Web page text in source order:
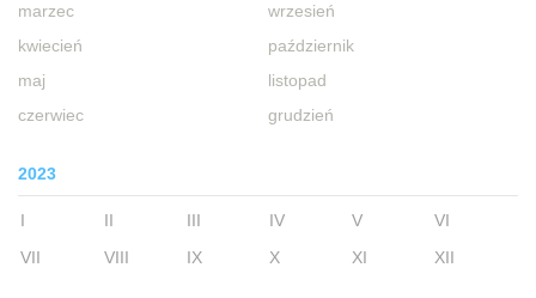
marzec
kwiecień
maj
czerwiec
wrzesień
październik
listopad
grudzień
2023
I II III IV V
VI
VII
VIII IX X XI XII